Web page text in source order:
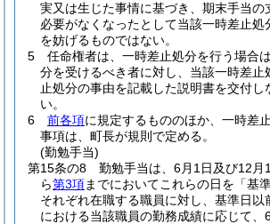
実又は生じた事情に基づき、期末手当の
必要がなくなったとして当該一時差止処
を妨げるものではない。
5
任命権者は、一時差止処分を行う場合
分を受けるべき者に対し、当該一時差止
止処分の事由を記載した説明書を交付し
い。
6
前各項に規定するもののほか、一時差
事項は、町長が規則で定める。
(勤勉手当)
第15条の8
勤勉手当は、6月1日及び12月
ら第3項までにおいてこれらの日を「基
それぞれ在職する職員に対し、基準日以
における当該職員の勤務成績に応じて、